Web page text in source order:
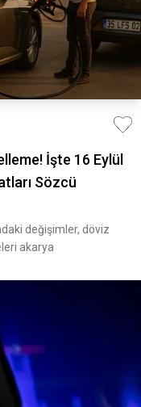
İşte 16 Eylül
Sözcü
değişimler, döviz
akarya